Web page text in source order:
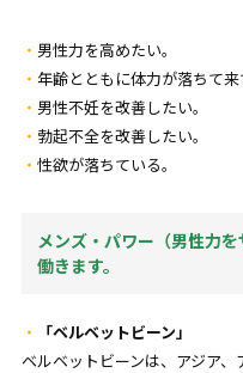
男性力を高めたい。
年齢とともに体力が落ちて来
男性不妊を改善したい。
勃起不全を改善したい。
性欲が落ちている。
メンズ・パワー（男性力
働きます。
「ベルベットビーン」
ベルベットビーンは、アジア